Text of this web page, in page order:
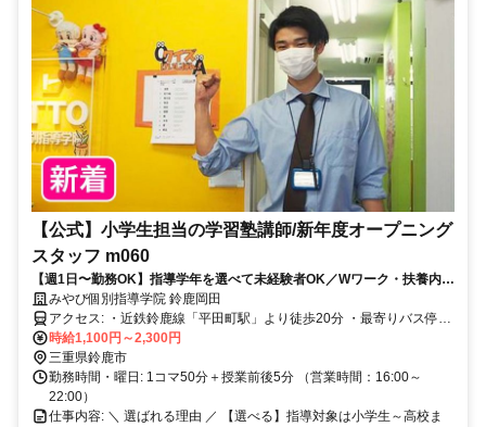
【公式】小学生担当の学習塾講師/新年度オープニング
スタッフ m060
【週1日〜勤務OK】指導学年を選べて未経験者OK／Wワーク・扶養内
OK／大学生・専門学校生・フリーター・主婦活躍中
みやび個別指導学院 鈴鹿岡田
アクセス: ・近鉄鈴鹿線「平田町駅」より徒歩20分 ・最寄りバス停徒
歩3分
時給1,100円～2,300円
三重県鈴鹿市
勤務時間・曜日: 1コマ50分＋授業前後5分 （営業時間：16:00～
22:00）
仕事内容: ＼ 選ばれる理由 ／ 【選べる】指導対象は小学生～高校ま